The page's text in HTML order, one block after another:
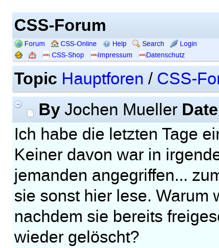
CSS-Forum
Forum CSS-Online Help Search
Login
CSS-Shop
Impressum Datenschutz
Topic Hauptforen / CSS-
ByJochen Mueller Date
Ich habe die letzten Tage
Keiner davon war in
jemanden angegriffen...
sie sonst hier lese. Warum
nachdem sie bereits
wieder gelöscht?